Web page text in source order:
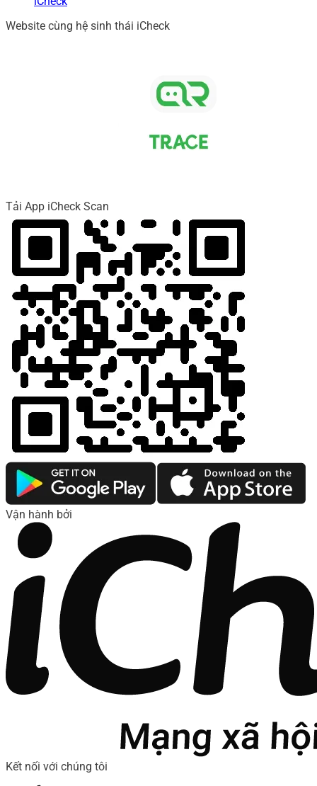
Website cùng hệ sinh thái iCheck
Tải App iCheck Scan
Vận hành bởi
Kết nối với chúng tôi